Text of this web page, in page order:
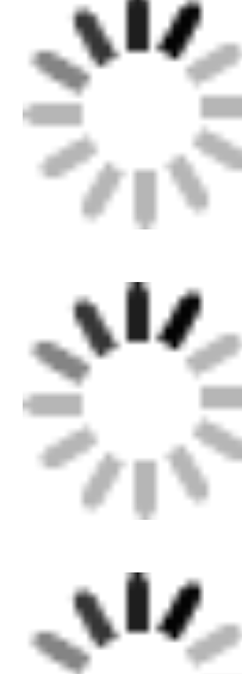
Υλικό παπουτσιών
Δέρμα σουέτ
Υλικό Eco Suede
Ύφασμα σουέτ
Παράδειγμα σουέδας
Δέρμα PU χωρίς
Δέρμα Αλκαντάρα
Αυτοκίνητο δέρμα
Παπούτσια